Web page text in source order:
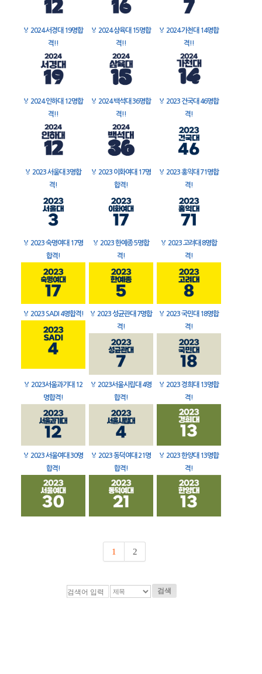
🏅 2024 서경대 19명합
격!!
🏅 2024 삼육대 15명합
격!!
🏅 2024 가천대 14명합
격!!
🏅 2024 인하대 12명합
격!!
🏅 2024 백석대 36명합
격!!
🏅 2023 건국대 46명합
격!
🏅 2023 서울대 3명합
격!
🏅 2023 이화여대 17명
합격!
🏅 2023 홍익대 71명합
격!
🏅 2023 숙명여대 17명
합격!
🏅 2023 한예종 5명합
격!
🏅 2023 고려대 8명합
격!
🏅 2023 SADI 4명합격! 🏅 2023 성균관대 7명합
격!
🏅 2023 국민대 18명합
격!
🏅 2023서울과기대 12
명합격!
🏅 2023서울시립대 4명
합격!
🏅 2023 경희대 13명합
격!
🏅 2023 서울여대 30명
합격!
🏅 2023 동덕여대 21명
합격!
🏅 2023 한양대 13명합
격!
1 2
검색